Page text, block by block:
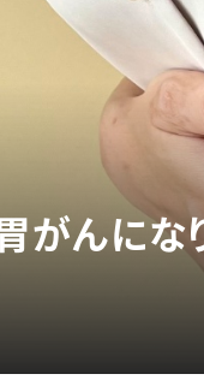
んにな